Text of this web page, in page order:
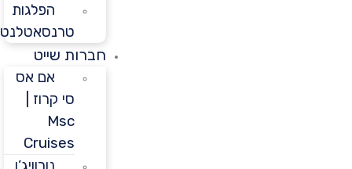
הפלגות
טרנסאטלנטיות
חברות שייט
אם אס
סי קרוז |
Cruises